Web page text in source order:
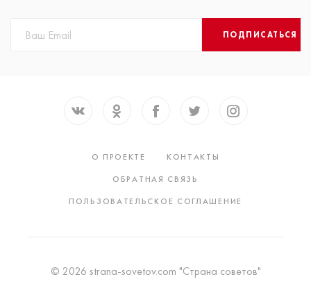
ПОДПИСАТЬСЯ
О ПРОЕКТЕ
КОНТАКТЫ
ОБРАТНАЯ СВЯЗЬ
ПОЛЬЗОВАТЕЛЬСКОЕ СОГЛАШЕНИЕ
© 2026 strana-sovetov.com "Страна советов"